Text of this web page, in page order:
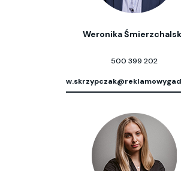
Weronika
500 399 202